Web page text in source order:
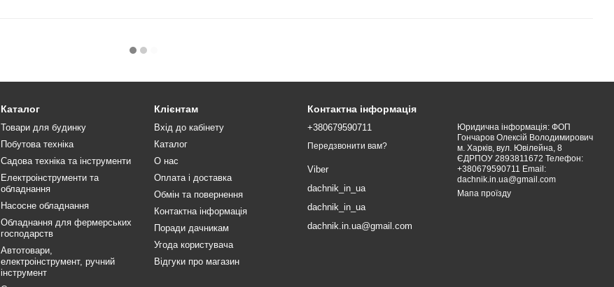
Каталог
Товари для будинку
Побутова техніка
Садова техніка та інструменти
Електроінструменти та
обладнання
Насосне обладнання
Обладнання для фермерських
господарств
Автотовари,
електроінструмент, ручний
інструмент
Клієнтам
Вхід до кабінету
Каталог
О нас
Оплата і доставка
Обмін та повернення
Контактна інформація
Поради дачникам
Угода користувача
Відгуки про магазин
Контактна інформація
+380679590711
Передзвонити вам?
Viber
dachnik_in_ua
dachnik_in_ua
dachnik.in.ua@gmail.com
Юридична інформація: ФОП
Гончаров Олексій Володимирович
м. Харків, вул. Ювілейна, 8
ЄДРПОУ 2893811672 Телефон:
+380679590711 Email:
dachnik.in.ua@gmail.com
Мапа проїзду